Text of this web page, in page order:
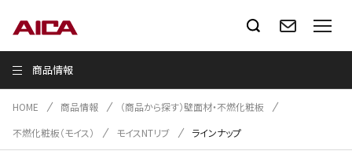
商品情報
HOME 商品情報
（商品から探す）壁面材・不燃化粧板
不燃化粧板（モイス）
モイスNTリブ ラインナップ